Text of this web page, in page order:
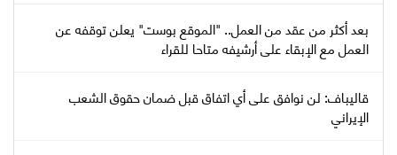
بعد أكثر من عقد من العمل.. "الموقع بوست" يعلن توقفه عن
العمل مع الإبقاء على أرشيفه متاحا للقراء
قاليباف: لن نوافق على أي اتفاق قبل ضمان حقوق الشعب
الإيراني